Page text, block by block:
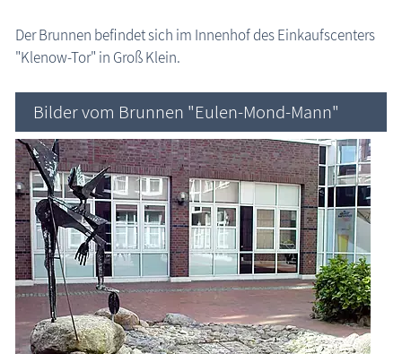
Wissenswertes
Blog
Der Brunnen befindet sich im Innenhof des Einkaufscenters
"Klenow-Tor" in Groß Klein.
Bilder vom Brunnen "Eulen-Mond-Mann"